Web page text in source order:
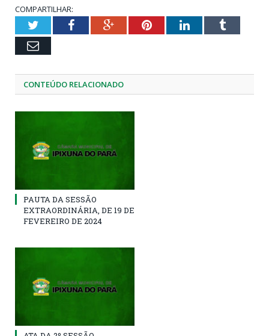
COMPARTILHAR:
TwitterFacebookGoogle+PinterestLinkedInTumblr
Email
CONTEÚDO RELACIONADO
PAUTA DA SESSÃO
EXTRAORDINÁRIA, DE 19 DE
FEVEREIRO DE 2024